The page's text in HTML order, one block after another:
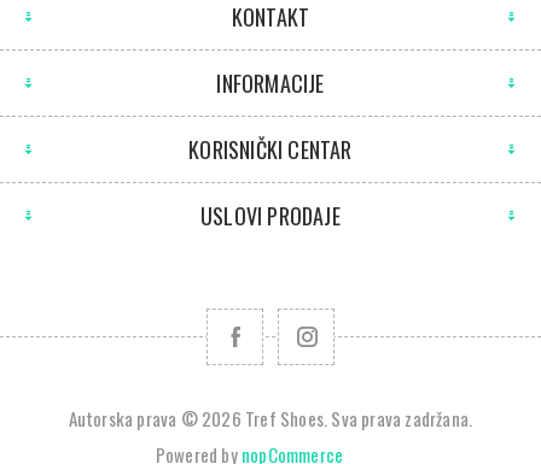
KONTAKT
INFORMACIJE
KORISNIČKI CENTAR
USLOVI PRODAJE
Autorska prava © 2026 Tref Shoes. Sva prava zadržana.
Powered bynopCommerce